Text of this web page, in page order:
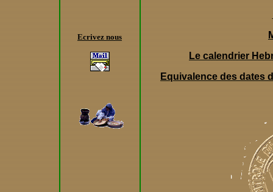
Ecrivez nous
Le calendrier
Equivalence des dates